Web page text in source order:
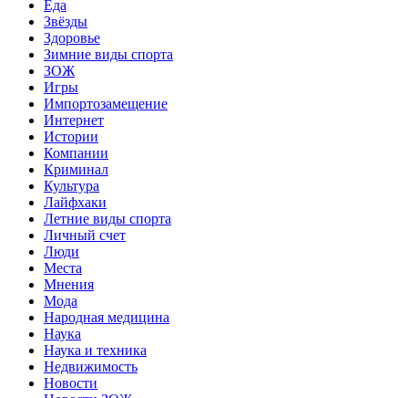
Еда
Звёзды
Здоровье
Зимние виды спорта
ЗОЖ
Игры
Импортозамещение
Интернет
Истории
Компании
Криминал
Культура
Лайфхаки
Летние виды спорта
Личный счет
Люди
Места
Мнения
Мода
Народная медицина
Наука
Наука и техника
Недвижимость
Новости